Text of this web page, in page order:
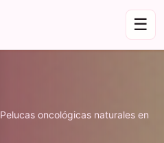
☰
oncológicas naturales en